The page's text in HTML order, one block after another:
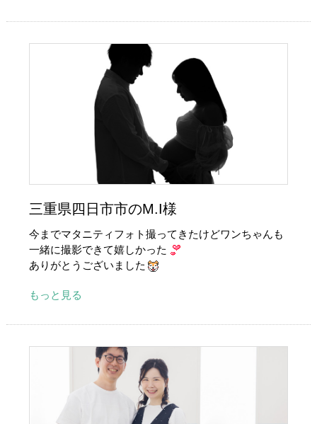
三重県四日市市のM.I様
今までマタニティフォト撮ってきたけどワンちゃんも
一緒に撮影できて嬉しかった
ありがとうございました
もっと見る